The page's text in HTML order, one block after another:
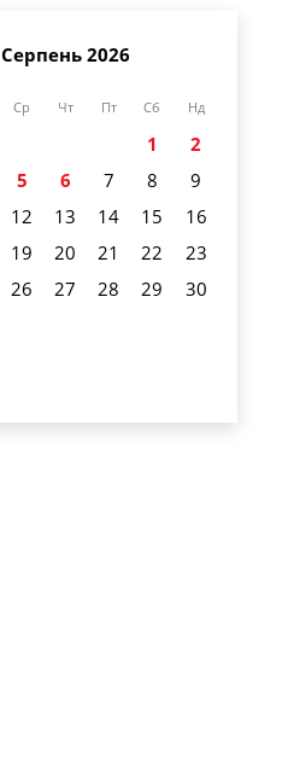
Серпень 2026
Ср Чт Пт Сб Нд
1
2
5 6 7 8
9
12 13 14 15
16
19 20 21 22
23
26 27 28 29
30